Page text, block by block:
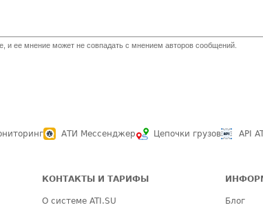
и ее мнение может не совпадать с мнением авторов сообщений.
АТИ Мессенджер Цепочки грузов API
КОНТАКТЫ И ТАРИФЫ
О системе ATI.SU
Блог